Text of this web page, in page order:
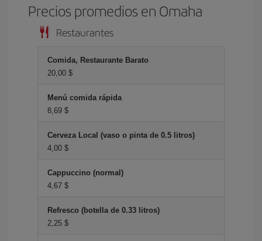
Precios promedios en Omaha
Restaurantes
Comida, Restaurante Barato
20,00 $
Menú comida rápida
8,69 $
Cerveza Local (vaso o pinta de 0.5 litros)
4,00 $
Cappuccino (normal)
4,67 $
Refresco (botella de 0.33 litros)
2,25 $